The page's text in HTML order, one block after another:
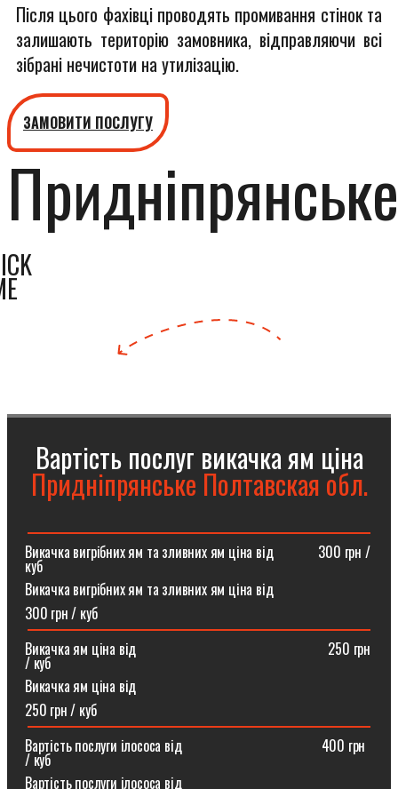
Після цього фахівці проводять промивання стінок та
залишають територію замовника, відправляючи всі
зібрані нечистоти на утилізацію.
ЗАМОВИТИ ПОСЛУГУ
Придніпрянське
Вартість послуг викачка ям ціна
Придніпрянське Полтавская обл.
Викачка вигрібних ям та зливних ям ціна від ⠀⠀⠀⠀300 грн /
куб
Викачка вигрібних ям та зливних ям ціна від
300 грн / куб
Викачка ям ціна від ⠀⠀⠀⠀⠀⠀⠀⠀⠀⠀⠀⠀⠀⠀⠀⠀⠀⠀250 грн
/ куб
Викачка ям ціна від
250 грн / куб
Вартість послуги ілососа від ⠀⠀⠀⠀⠀⠀⠀⠀⠀⠀⠀⠀⠀400 грн
/ куб
Вартість послуги ілососа від